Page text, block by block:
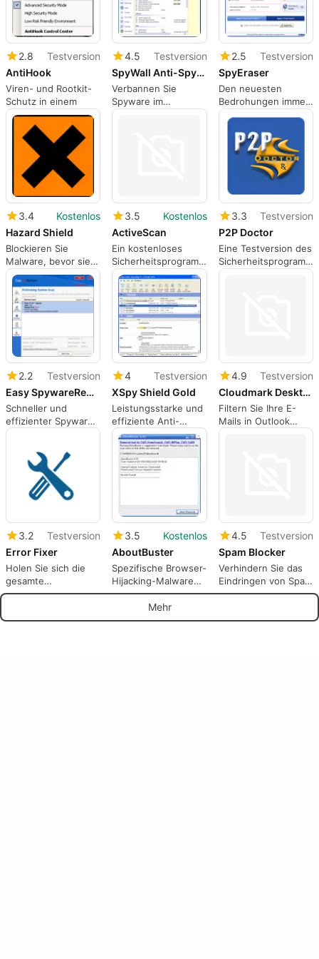
2.8
Testversion
AntiHook
Viren- und Rootkit-
Schutz in einem
4.5
Testversion
SpyWall Anti-Spyware
Verbannen Sie
Spyware im
Handumdrehen von
2.5
Testversion
SpyEraser
Den neuesten
Bedrohungen immer
einen Schritt voraus
3.4
Kostenlos
Hazard Shield
Blockieren Sie
Malware, bevor sie
angreift
3.5
Kostenlos
ActiveScan
Ein kostenloses
Sicherheitsprogramm
für Windows
3.3
Testversion
P2P Doctor
Eine Testversion des
Sicherheitsprogramms
für Windows
2.2
Testversion
Easy SpywareRemover
Schneller und
effizienter Spyware-
Killer
4
Testversion
XSpy Shield Gold
Leistungsstarke und
effiziente Anti-
Spyware-Lösung
4.9
Testversion
Cloudmark Desktop
Filtern Sie Ihre E-
Mails in Outlook
nach Spam und
3.2
Testversion
Error Fixer
Holen Sie sich die
gesamte
Rechenleistung Ihres
einfachen Scan
3.5
Kostenlos
AboutBuster
Spezifische Browser-
Hijacking-Malware
beseitigen
4.5
Testversion
Spam Blocker
Verhindern Sie das
Eindringen von Spam
in Ihren Posteingang
Mehr